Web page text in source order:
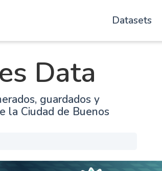
Datasets
Data
guardados y
la Ciudad de Buenos